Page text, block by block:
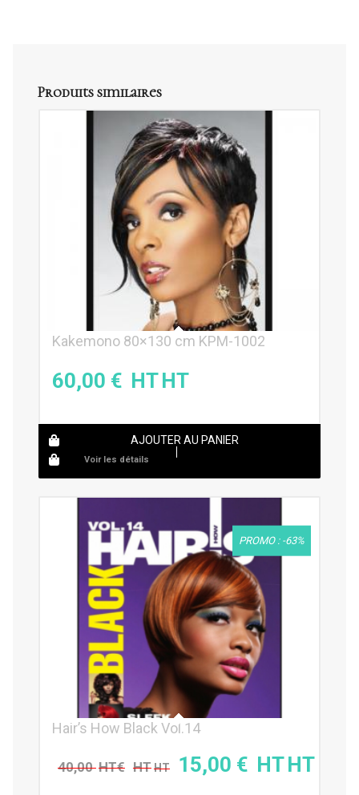
Produits similaires
Kakemono 80×130 cm KPM-1002
60,00 €
AJOUTER AU PANIER
Voir les détails
Hair’s How Black Vol.14
40,00 € 15,00 €
PROMO : -63%